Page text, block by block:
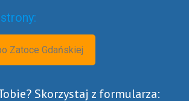
Zatoce Gdańskiej
Skorzystaj z formularza: